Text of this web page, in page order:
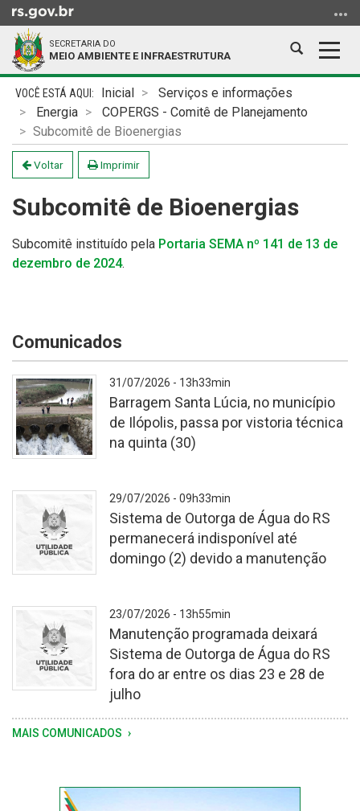
para
conteúdo
menu
para
busca
SECRETARIA DO
MEIO AMBIENTE E INFRAESTRUTURA
Abrir
busca
Início
conteúdo
Inicial
Serviços e informações
Energia
COPERGS - Comitê de Planejamento
Subcomitê de Bioenergias
Voltar Imprimir
Subcomitê de Bioenergias
Subcomitê instituído pela Portaria SEMA nº 141 de 13 de
dezembro de 2024.
Comunicados
Vistoria
motivada
chuvas
registrada
última
31/07/2026 - 13h33min
Barragem Santa Lúcia, no município
de Ilópolis, passa por vistoria técnica
na quinta (30)
-
29/07/2026 - 09h33min
Sistema de Outorga de Água do RS
permanecerá indisponível até
domingo (2) devido a manutenção
-
23/07/2026 - 13h55min
Manutenção programada deixará
Sistema de Outorga de Água do RS
fora do ar entre os dias 23 e 28 de
julho
MAIS COMUNICADOS